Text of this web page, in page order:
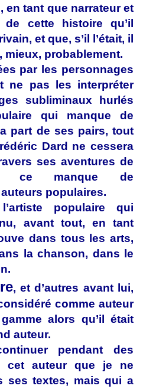
en tant que narrateur et
de cette histoire qu’il
et que, s’il l’était, il
mieux, probablement.
par les personnages
ne pas les interpréter
subliminaux hurlés
qui manque de
part de ses pairs, tout
Dard ne cessera
ses aventures de
ce manque de
populaires.
populaire qui
avant tout, en tant
dans tous les arts,
la chanson, dans le
, et d’autres avant lui,
comme auteur
alors qu’il était
auteur.
pendant des
cet auteur que je ne
ses textes, mais qui a